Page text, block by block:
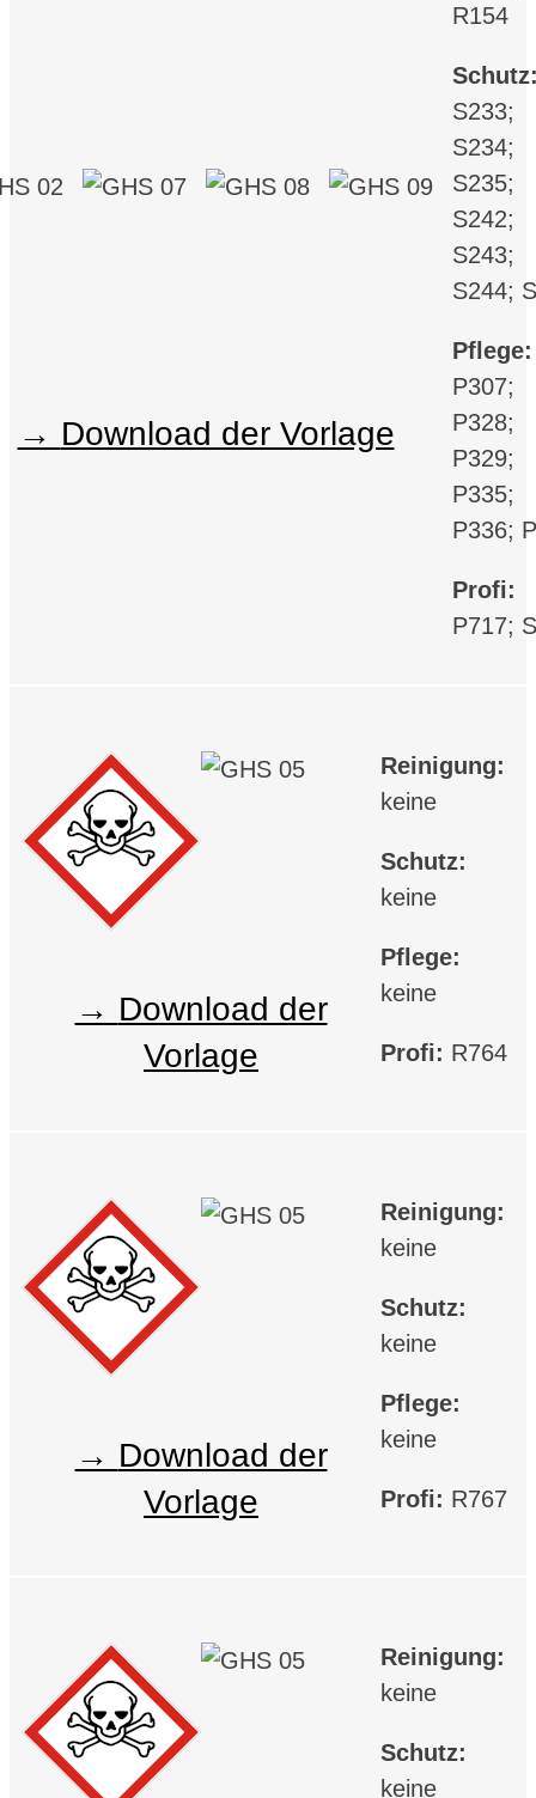
Download der Vorlage
R154
S233;
S234;
S235;
S242;
S243;
S244;
Pflege:
P307;
P328;
P329;
P335;
P336;
Profi:
P717;
Download der
Vorlage
Reinigung:
keine
Schutz:
keine
Pflege:
keine
Profi: R764
Download der
Vorlage
Reinigung:
keine
Schutz:
keine
Pflege:
keine
Profi: R767
Reinigung:
keine
Schutz:
keine